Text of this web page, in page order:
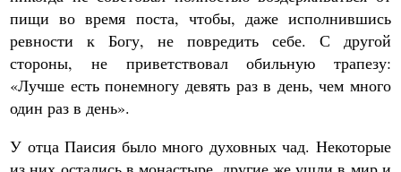
пищи во время поста, чтобы, даже исполнившись
ревности к Богу, не повредить себе. С другой
стороны, не приветствовал обильную трапезу:
«Лучше есть понемногу девять раз в день, чем много
один раз в день».
У отца Паисия было много духовных чад. Некоторые